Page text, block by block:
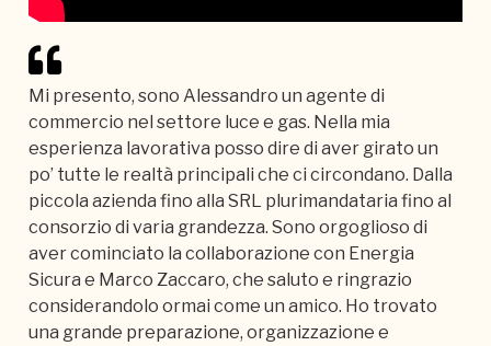
Mi presento, sono Alessandro un agente di
commercio nel settore luce e gas. Nella mia
esperienza lavorativa posso dire di aver girato un
po’ tutte le realtà principali che ci circondano. Dalla
piccola azienda fino alla SRL plurimandataria fino al
consorzio di varia grandezza. Sono orgoglioso di
aver cominciato la collaborazione con Energia
Sicura e Marco Zaccaro, che saluto e ringrazio
considerandolo ormai come un amico. Ho trovato
una grande preparazione, organizzazione e